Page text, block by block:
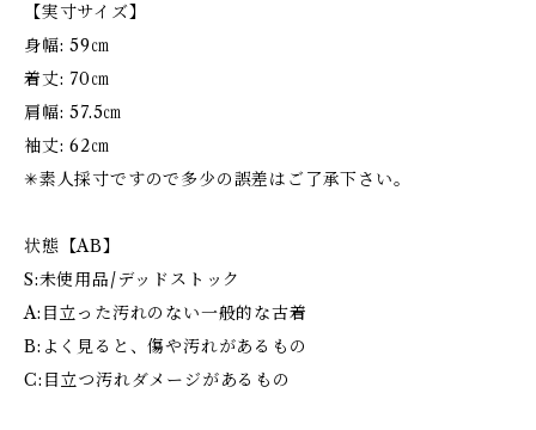
【実寸サイズ】
身幅: 59㎝
着丈: 70㎝
肩幅: 57.5㎝
袖丈: 62㎝
✳︎素人採寸ですので多少の誤差はご了承下さい。
状態【AB】
S:未使用品/デッドストック
A:目立った汚れのない一般的な古着
B:よく見ると、傷や汚れがあるもの
C:目立つ汚れダメージがあるもの